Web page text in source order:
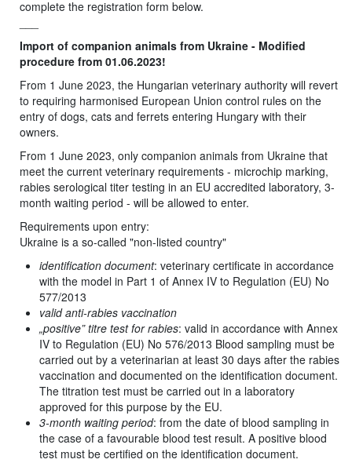
complete the registration form below.
Import of companion animals from Ukraine - Modified
procedure from 01.06.2023!
From 1 June 2023, the Hungarian veterinary authority will revert
to requiring harmonised European Union control rules on the
entry of dogs, cats and ferrets entering Hungary with their
owners.
From 1 June 2023, only companion animals from Ukraine that
meet the current veterinary requirements - microchip marking,
rabies serological titer testing in an EU accredited laboratory, 3-
month waiting period - will be allowed to enter.
Requirements upon entry:
Ukraine is a so-called "non-listed country"
identification document: veterinary certificate in accordance
with the model in Part 1 of Annex IV to Regulation (EU) No
577/2013
valid anti-rabies vaccination
„positive” titre test for rabies: valid in accordance with Annex
IV to Regulation (EU) No 576/2013 Blood sampling must be
carried out by a veterinarian at least 30 days after the rabies
vaccination and documented on the identification document.
The titration test must be carried out in a laboratory
approved for this purpose by the EU.
3-month waiting period: from the date of blood sampling in
the case of a favourable blood test result. A positive blood
test must be certified on the identification document.